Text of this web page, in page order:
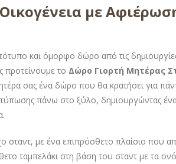
με
και όμορφο δώρο από τις
προτείνουμε το Δώρο Γιορτή Μητέρας
σας ένα δώρο που θα κρατήσει για
πάνω στο ξύλο, δημιουργώντας
με ένα επιπρόσθετο πλαίσιο που
ταμπελάκι στη βάση του σταντ με τα